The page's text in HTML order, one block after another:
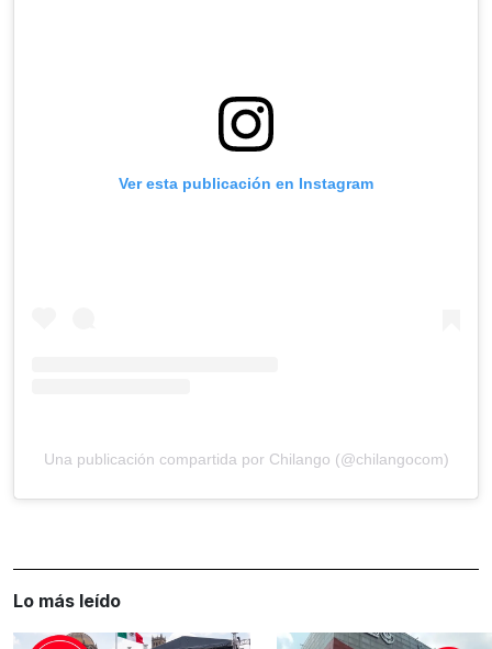
Ver esta publicación en Instagram
Una publicación compartida por Chilango (@chilangocom)
Lo más leído